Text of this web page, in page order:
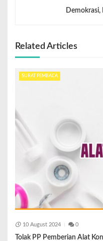
Demokrasi,
Related Articles
SURAT PEMBACA
10 August 2024 0
Tolak PP Pemberian Alat